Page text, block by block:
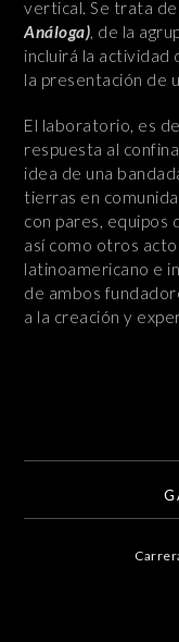
vertical. Se trata
Análoga) , de la
incluirá la actividad
la presentación de
El laboratorio, es
respuesta al
idea de una
tierras en
con pares, equipos
así como otros
latinoamericano e
de ambos
a la creación y